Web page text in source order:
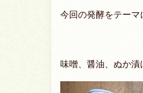
今回の発酵をテーマ
味噌、醤油、ぬか漬